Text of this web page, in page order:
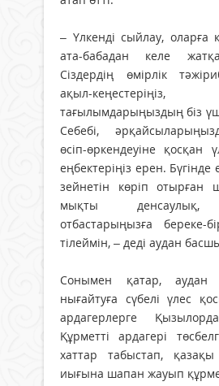
– Үлкенді сыйлау, оларға
ата-бабадан келе
Сіздердің өмірлік
ақыл-
тағылымдарыңыздың біз
Себебі,
өсіп-өркендеуіне қосқан
еңбектеріңіз ерен. Бүгінде
зейнетін көріп отырған
мықты денсаулық,
отбастарыңызға береке-
тілеймін, – деді аудан
Сонымен қатар, аудан
нығайтуға сүбелі үлес
ардагерлерге
Құрметті ардагері
хаттар табыстап,
иығына шапан жауып